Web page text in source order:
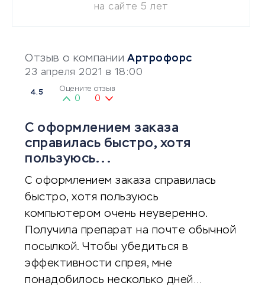
Отзыв о компании Артрофорс
23 апреля 2021 в 18:00
4.5 Оцените отзыв
0 0
С оформлением заказа
справилась быстро, хотя
пользуюсь...
С оформлением заказа справилась
быстро, хотя пользуюсь
компьютером очень неуверенно.
Получила препарат на почте обычной
посылкой. Чтобы убедиться в
эффективности спрея, мне
понадобилось несколько дней…
на сайте 5 лет